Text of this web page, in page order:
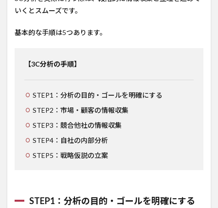
いくとスムーズです。
基本的な手順は5つあります。
【3C分析の手順】
STEP1：分析の目的・ゴールを明確にする
STEP2：市場・顧客の情報収集
STEP3：競合他社の情報収集
STEP4：自社の内部分析
STEP5：戦略仮説の立案
STEP1：分析の目的・ゴールを明確にする